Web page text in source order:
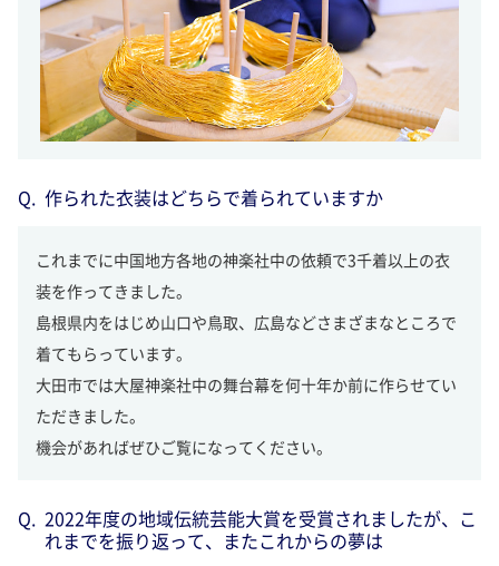
作られた衣装はどちらで着られていますか
これまでに中国地方各地の神楽社中の依頼で3千着以上の衣
装を作ってきました。
島根県内をはじめ山口や鳥取、広島などさまざまなところで
着てもらっています。
大田市では大屋神楽社中の舞台幕を何十年か前に作らせてい
ただきました。
機会があればぜひご覧になってください。
2022年度の地域伝統芸能大賞を受賞されましたが、こ
れまでを振り返って、またこれからの夢は